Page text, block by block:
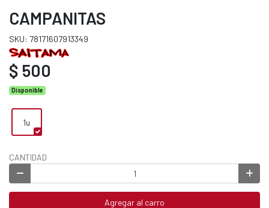
CAMPANITAS
SKU: 78171607913349
$ 500
Disponible
1u
CANTIDAD
Agregar al carro